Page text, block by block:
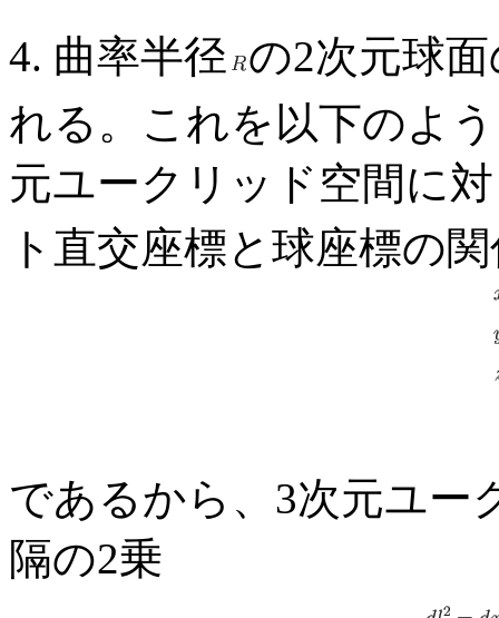
4. 曲率半径 の2次元球
れる。これを以下のよ
元ユークリッド空間に
ト直交座標と球座標の
であるから、3次元ユー
隔の2乗